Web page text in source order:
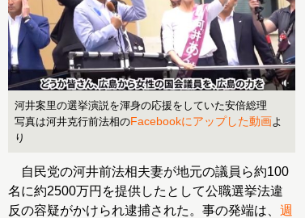
河井案里の選挙演説を渾身の応援をしていた安倍総理
写真は河井克行前法相のFacebookにアップした動画よ
り
自民党の河井前法相夫妻が地元の議員ら約100
名に約2500万円を提供したとして公職選挙法違
反の容疑がかけられ逮捕された。事の発端は、 週